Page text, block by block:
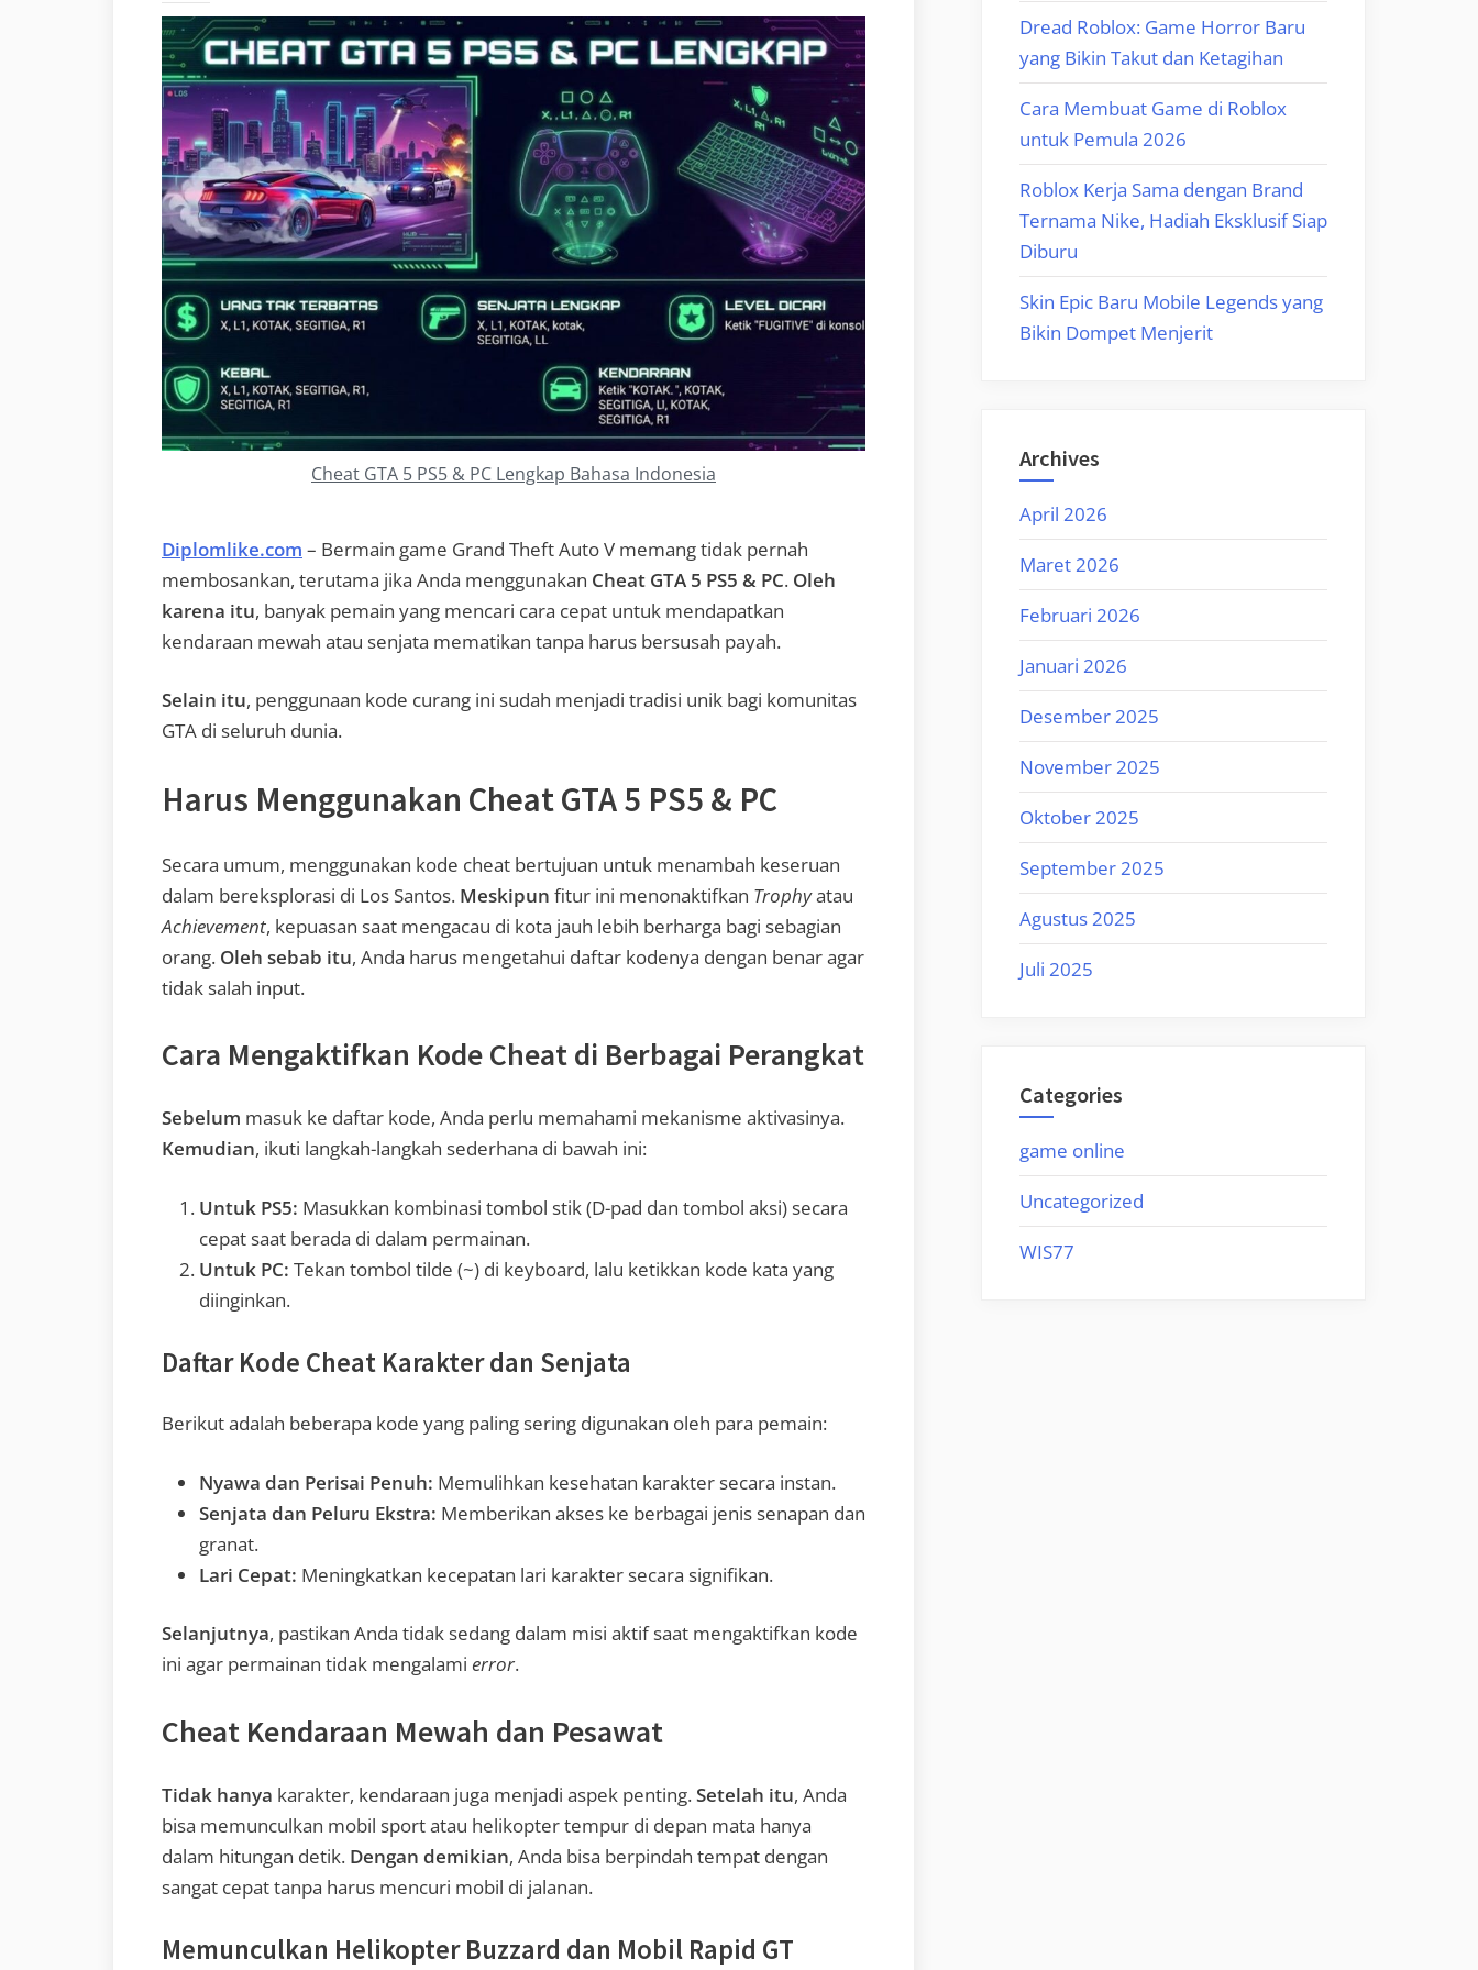
Cheat GTA 5 PS5 & PC Lengkap Bahasa Indonesia
Diplomlike.com – Bermain game Grand Theft Auto V memang tidak pernah
membosankan, terutama jika Anda menggunakan Cheat GTA 5 PS5 & PC. Oleh
karena itu, banyak pemain yang mencari cara cepat untuk mendapatkan
kendaraan mewah atau senjata mematikan tanpa harus bersusah payah.
Selain itu, penggunaan kode curang ini sudah menjadi tradisi unik bagi komunitas
GTA di seluruh dunia.
Harus Menggunakan Cheat GTA 5 PS5 & PC
Secara umum, menggunakan kode cheat bertujuan untuk menambah keseruan
dalam bereksplorasi di Los Santos. Meskipun fitur ini menonaktifkan Trophyatau
Achievement, kepuasan saat mengacau di kota jauh lebih berharga bagi sebagian
orang. Oleh sebab itu, Anda harus mengetahui daftar kodenya dengan benar agar
tidak salah input.
Cara Mengaktifkan Kode Cheat di Berbagai Perangkat
Sebelum masuk ke daftar kode, Anda perlu memahami mekanisme aktivasinya.
Kemudian, ikuti langkah-langkah sederhana di bawah ini:
Untuk PS5: Masukkan kombinasi tombol stik (D-pad dan tombol aksi) secara
cepat saat berada di dalam permainan.
Untuk PC: Tekan tombol tilde (~) di keyboard, lalu ketikkan kode kata yang
diinginkan.
Daftar Kode Cheat Karakter dan Senjata
Berikut adalah beberapa kode yang paling sering digunakan oleh para pemain:
Nyawa dan Perisai Penuh: Memulihkan kesehatan karakter secara instan.
Senjata dan Peluru Ekstra: Memberikan akses ke berbagai jenis senapan dan
granat.
Lari Cepat: Meningkatkan kecepatan lari karakter secara signifikan.
Selanjutnya, pastikan Anda tidak sedang dalam misi aktif saat mengaktifkan kode
ini agar permainan tidak mengalami error.
Cheat Kendaraan Mewah dan Pesawat
Tidak hanya karakter, kendaraan juga menjadi aspek penting.Setelah itu, Anda
bisa memunculkan mobil sport atau helikopter tempur di depan mata hanya
dalam hitungan detik. Dengan demikian, Anda bisa berpindah tempat dengan
sangat cepat tanpa harus mencuri mobil di jalanan.
Memunculkan Helikopter Buzzard dan Mobil Rapid GT
Dread Roblox: Game Horror Baru
yang Bikin Takut dan Ketagihan
Cara Membuat Game di Roblox
untuk Pemula 2026
Roblox Kerja Sama dengan Brand
Ternama Nike, Hadiah Eksklusif Siap
Diburu
Skin Epic Baru Mobile Legends yang
Bikin Dompet Menjerit
Archives
April 2026
Maret 2026
Februari 2026
Januari 2026
Desember 2025
November 2025
Oktober 2025
September 2025
Agustus 2025
Juli 2025
Categories
game online
Uncategorized
WIS77